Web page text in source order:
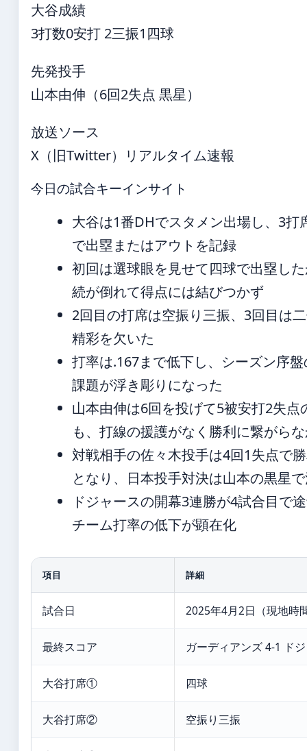
大谷成績
3打数0安打 2三振1四球
先発投手
山本由伸（6回2失点 黒星）
放送ソース
X（旧Twitter）リアルタイム速報
今日の試合キーインサイト
大谷は1番DHでスタメン出場し、3打
で出塁またはアウトを記録
初回は選球眼を見せて四球で出塁し
続が倒れて得点には結びつかず
2回目の打席は空振り三振、3回目は
精彩を欠いた
打率は.167まで低下し、シーズン序
課題が浮き彫りになった
山本由伸は6回を投げて5被安打2失点
も、打線の援護がなく勝利に繋がら
対戦相手の佐々木投手は4回1失点で
となり、日本投手対決は山本の黒星
ドジャースの開幕3連勝が4試合目で
チーム打率の低下が顕在化
項目 詳細
試合日 2025年4月2日（現地時
最終スコア ガーディアンズ 4-1 ド
大谷打席① 四球
大谷打席② 空振り三振